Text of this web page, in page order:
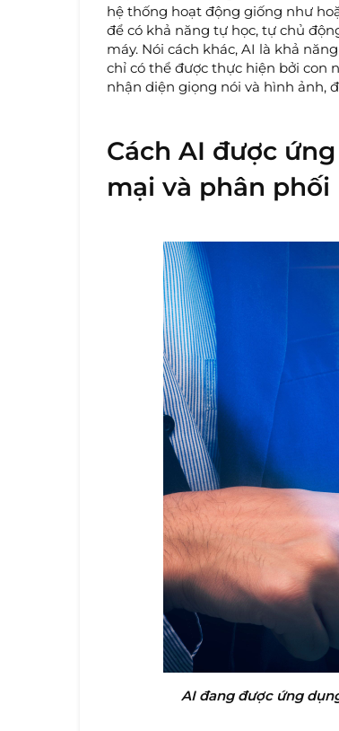
hệ thống hoạt động giống như
để có khả năng tự học, tự chủ
máy. Nói cách khác, AI là khả
chỉ có thể được thực hiện bởi con
nhận diện giọng nói và hình ảnh,
Cách AI được
mại và phân phối
AI đang được ứng